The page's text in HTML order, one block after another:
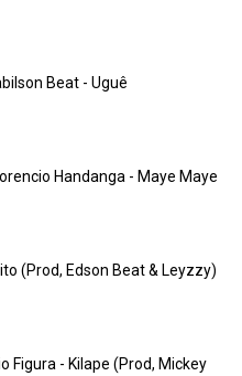
Beat - Uguê
Handanga - Maye Maye
(Prod, Edson Beat & Leyzzy)
Figura - Kilape (Prod, Mickey